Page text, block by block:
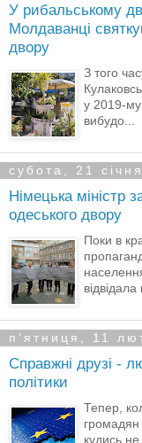
У рибальському
Молдаванці
двору
З того
у 2019-му
вибудо...
субота, 21
Німецька міністр
одеського двору
Поки в
відвідала
пʼятниця, 11
Справжні друзі -
політики
Тепер,
громадян
кудись